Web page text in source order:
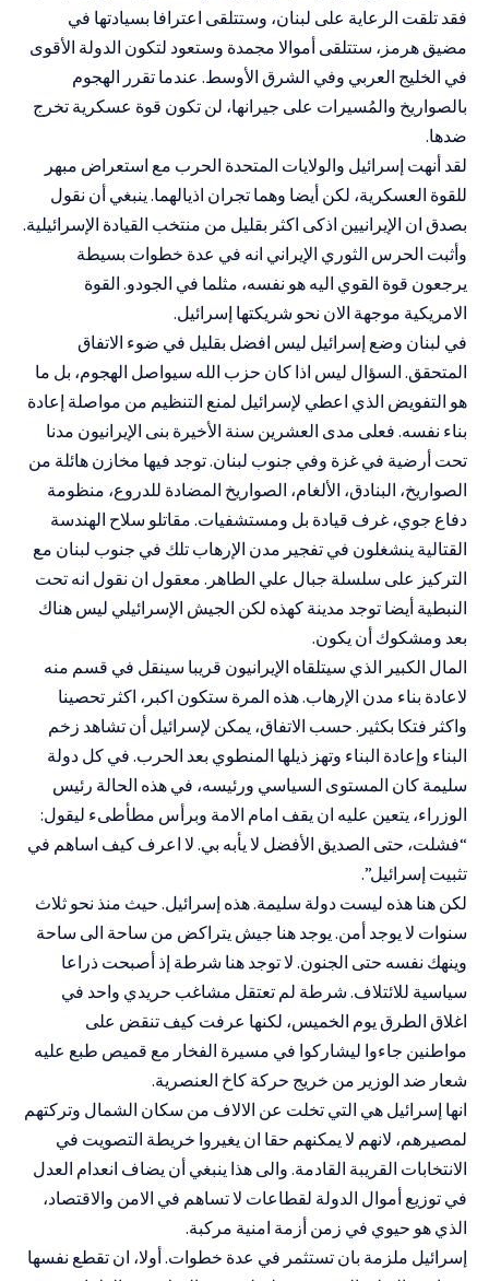
فقد تلقت الرعاية على لبنان، وستتلقى اعترافا بسيادتها في
مضيق هرمز، ستتلقى أموالا مجمدة وستعود لتكون الدولة الأقوى
في الخليج العربي وفي الشرق الأوسط. عندما تقرر الهجوم
بالصواريخ والمُسيرات على جيرانها، لن تكون قوة عسكرية تخرج
ضدها.
لقد أنهت إسرائيل والولايات المتحدة الحرب مع استعراض مبهر
للقوة العسكرية، لكن أيضا وهما تجران اذيالهما. ينبغي أن نقول
بصدق ان الإيرانيين اذكى اكثر بقليل من منتخب القيادة الإسرائيلية.
وأثبت الحرس الثوري الإيراني انه في عدة خطوات بسيطة
يرجعون قوة القوي اليه هو نفسه، مثلما في الجودو. القوة
الامريكية موجهة الان نحو شريكتها إسرائيل.
في لبنان وضع إسرائيل ليس افضل بقليل في ضوء الاتفاق
المتحقق. السؤال ليس اذا كان حزب الله سيواصل الهجوم، بل ما
هو التفويض الذي اعطي لإسرائيل لمنع التنظيم من مواصلة إعادة
بناء نفسه. فعلى مدى العشرين سنة الأخيرة بنى الإيرانيون مدنا
تحت أرضية في غزة وفي جنوب لبنان. توجد فيها مخازن هائلة من
الصواريخ، البنادق، الألغام، الصواريخ المضادة للدروع، منظومة
دفاع جوي، غرف قيادة بل ومستشفيات. مقاتلو سلاح الهندسة
القتالية ينشغلون في تفجير مدن الإرهاب تلك في جنوب لبنان مع
التركيز على سلسلة جبال علي الطاهر. معقول ان نقول انه تحت
النبطية أيضا توجد مدينة كهذه لكن الجيش الإسرائيلي ليس هناك
بعد ومشكوك أن يكون.
المال الكبير الذي سيتلقاه الإيرانيون قريبا سينقل في قسم منه
لاعادة بناء مدن الإرهاب. هذه المرة ستكون اكبر، اكثر تحصينا
واكثر فتكا بكثير. حسب الاتفاق، يمكن لإسرائيل أن تشاهد زخم
البناء وإعادة البناء وتهز ذيلها المنطوي بعد الحرب. في كل دولة
سليمة كان المستوى السياسي ورئيسه، في هذه الحالة رئيس
الوزراء، يتعين عليه ان يقف امام الامة وبرأس مطأطىء ليقول:
“فشلت، حتى الصديق الأفضل لا يأبه بي. لا اعرف كيف اساهم في
تثبيت إسرائيل”.
لكن هنا هذه ليست دولة سليمة. هذه إسرائيل. حيث منذ نحو ثلاث
سنوات لا يوجد أمن. يوجد هنا جيش يتراكض من ساحة الى ساحة
وينهك نفسه حتى الجنون. لا توجد هنا شرطة إذ أصبحت ذراعا
سياسية للائتلاف. شرطة لم تعتقل مشاغب حريدي واحد في
اغلاق الطرق يوم الخميس، لكنها عرفت كيف تنقض على
مواطنين جاءوا ليشاركوا في مسيرة الفخار مع قميص طبع عليه
شعار ضد الوزير من خريج حركة كاخ العنصرية.
انها إسرائيل هي التي تخلت عن الالاف من سكان الشمال وتركتهم
لمصيرهم، لانهم لا يمكنهم حقا ان يغيروا خريطة التصويت في
الانتخابات القريبة القادمة. والى هذا ينبغي أن يضاف انعدام العدل
في توزيع أموال الدولة لقطاعات لا تساهم في الامن والاقتصاد،
الذي هو حيوي في زمن أزمة امنية مركبة.
إسرائيل ملزمة بان تستثمر في عدة خطوات. أولا، ان تقطع نفسها